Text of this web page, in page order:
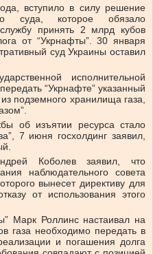
вступило в силурешение
суда, которое обязало
принять 2 млрд кубов
от “Укрнафты”. 30 января
суд Украины оставил
исполнительной
передать “Укрнафте” указанный
подземного хранилища газа,
об изъятии ресурса стало
7 июня госхолдинг заявил,
.
Коболев заявил, что
наблюдательного совета
вынесет директиву для
от использования этого
Марк Роллинс настаивал на
газа необходимо передать в
и погашения долга